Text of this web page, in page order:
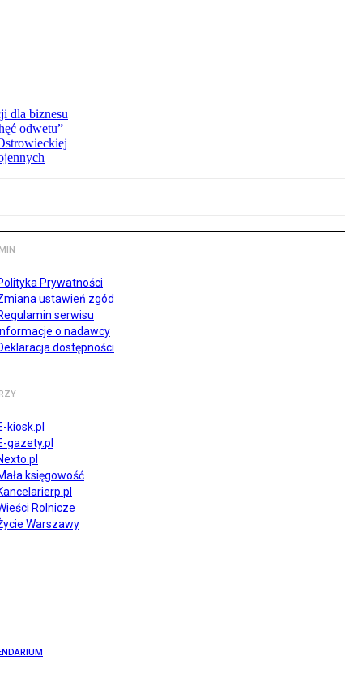
dla biznesu
odwetu”
Prywatności
ustawień zgód
serwisu
Informacje o nadawcy
dostępności
kiosk.pl
gazety.pl
księgowość
Rolnicze
Warszawy